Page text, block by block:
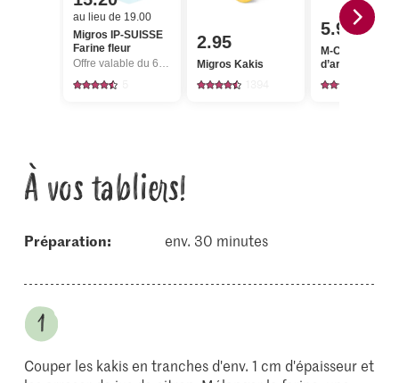
au lieu de 19.00
Migros IP-SUISSE
Farine fleur
Offre valable du 6.8 au 12.8.2026, jusqu’à épuisement du stock.
2.95
Migros Kakis
5.95
M-Classic Huile
d’arachide
À vos tabliers!
Préparation: env. 30 minutes
Couper les kakis en tranches d'env. 1 cm d'épaisseur et